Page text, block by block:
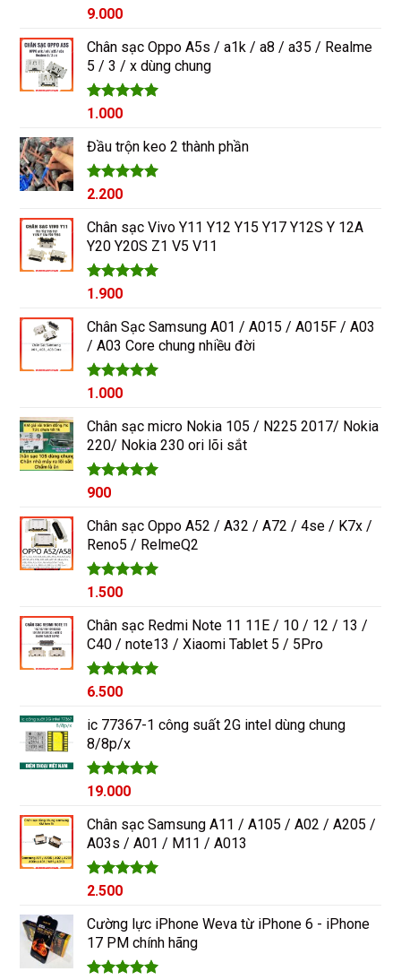
Được xếp
5 sao
9.000
Chân sạc Oppo A5s / a1k / a8 / a35 / Realme
5 / 3 / x dùng chung
Được xếp
5 sao
1.000
Đầu trộn keo 2 thành phần
Được xếp
5 sao
2.200
Chân sạc Vivo Y11 Y12 Y15 Y17 Y12S Y 12A
Y20 Y20S Z1 V5 V11
Được xếp
5 sao
1.900
Chân Sạc Samsung A01 / A015 / A015F / A03
/ A03 Core chung nhiều đời
Được xếp
5 sao
Giá
là:
1.200₫.
1.000Giá
tại
là:
1.000₫.
Chân sạc micro Nokia 105 / N225 2017/ Nokia
220/ Nokia 230 ori lõi sắt
Được xếp
5 sao
900
Chân sạc Oppo A52 / A32 / A72 / 4se / K7x /
Reno5 / RelmeQ2
Được xếp
5 sao
1.500
Chân sạc Redmi Note 11 11E / 10 / 12 / 13 /
C40 / note13 / Xiaomi Tablet 5 / 5Pro
Được xếp
5 sao
6.500
ic 77367-1 công suất 2G intel dùng chung
8/8p/x
Được xếp
5 sao
19.000
Chân sạc Samsung A11 / A105 / A02 / A205 /
A03s / A01 / M11 / A013
Được xếp
5 sao
2.500
Cường lực iPhone Weva từ iPhone 6 - iPhone
17 PM chính hãng